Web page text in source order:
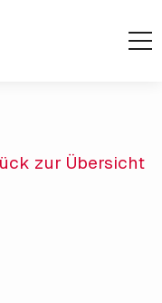
zur Übersicht